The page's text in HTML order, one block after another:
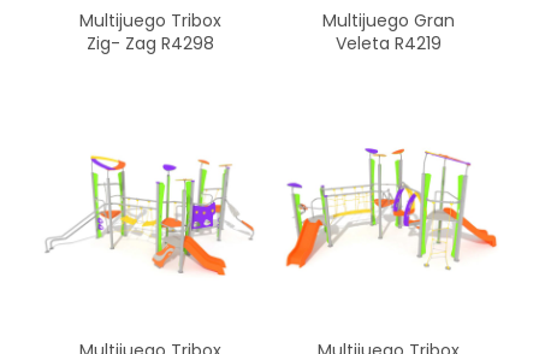
Multijuego Tribox
Zig- Zag R4298
Multijuego Gran
Veleta R4219